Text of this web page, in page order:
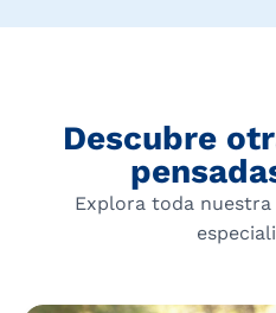
Descubre
Explora toda